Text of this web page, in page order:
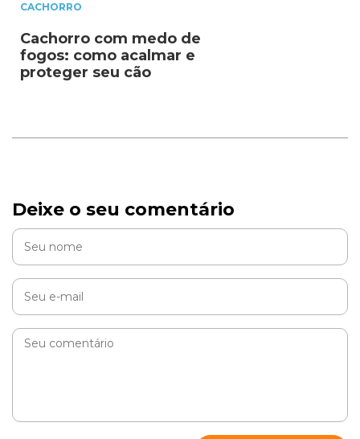
CACHORRO
Cachorro com medo de
fogos: como acalmar e
proteger seu cão
Deixe o seu comentário